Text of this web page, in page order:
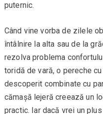
puternic.
Când vine vorba de zilele
întâlnire la alta sau de la
rezolva problema
toridă de vară, o pereche
descoperit combinate cu
cămașă lejeră creează un
practic. Iar dacă vrei un